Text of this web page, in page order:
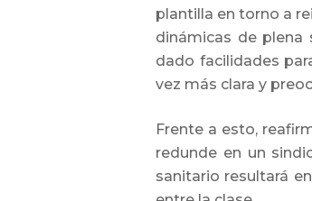
plantilla en torno a
dinámicas de
dado facilidades
vez más clara y
Frente a esto,
redunde en un
sanitario resultará